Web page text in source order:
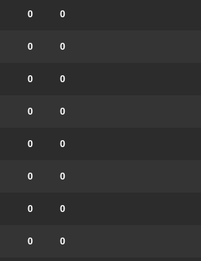
0
0
0
0
0
0
0
0
0
0
0
0
0
0
0
0